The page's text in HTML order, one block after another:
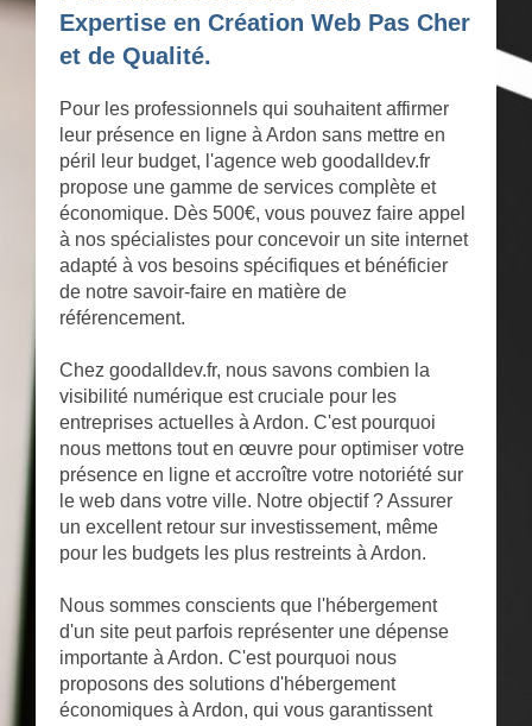
Expertise en Création Web Pas Cher
et de Qualité.
Pour les professionnels qui souhaitent affirmer
leur présence en ligne à Ardon sans mettre en
péril leur budget, l'agence web goodalldev.fr
propose une gamme de services complète et
économique. Dès 500€, vous pouvez faire appel
à nos spécialistes pour concevoir un site internet
adapté à vos besoins spécifiques et bénéficier
de notre savoir-faire en matière de
référencement.
Chez goodalldev.fr, nous savons combien la
visibilité numérique est cruciale pour les
entreprises actuelles à Ardon. C'est pourquoi
nous mettons tout en œuvre pour optimiser votre
présence en ligne et accroître votre notoriété sur
le web dans votre ville. Notre objectif ? Assurer
un excellent retour sur investissement, même
pour les budgets les plus restreints à Ardon.
Nous sommes conscients que l'hébergement
d'un site peut parfois représenter une dépense
importante à Ardon. C'est pourquoi nous
proposons des solutions d'hébergement
économiques à Ardon, qui vous garantissent